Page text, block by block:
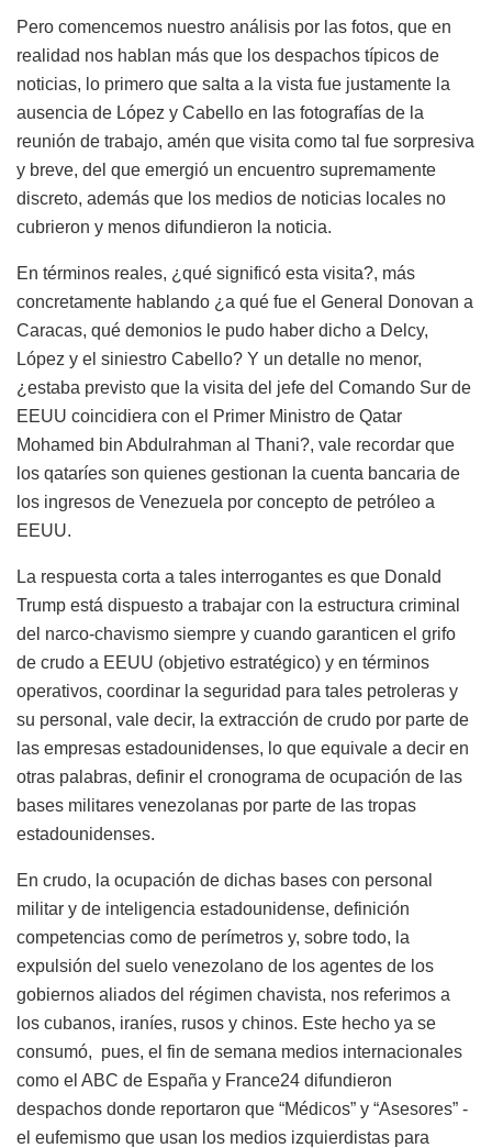
Pero comencemos nuestro análisis por las fotos, que en
realidad nos hablan más que los despachos típicos de
noticias, lo primero que salta a la vista fue justamente la
ausencia de López y Cabello en las fotografías de la
reunión de trabajo, amén que visita como tal fue sorpresiva
y breve, del que emergió un encuentro supremamente
discreto, además que los medios de noticias locales no
cubrieron y menos difundieron la noticia.
En términos reales, ¿qué significó esta visita?, más
concretamente hablando ¿a qué fue el General Donovan a
Caracas, qué demonios le pudo haber dicho a Delcy,
López y el siniestro Cabello? Y un detalle no menor,
¿estaba previsto que la visita del jefe del Comando Sur de
EEUU coincidiera con el Primer Ministro de Qatar
Mohamed bin Abdulrahman al Thani?, vale recordar que
los qataríes son quienes gestionan la cuenta bancaria de
los ingresos de Venezuela por concepto de petróleo a
EEUU.
La respuesta corta a tales interrogantes es que Donald
Trump está dispuesto a trabajar con la estructura criminal
del narco-chavismo siempre y cuando garanticen el grifo
de crudo a EEUU (objetivo estratégico) y en términos
operativos, coordinar la seguridad para tales petroleras y
su personal, vale decir, la extracción de crudo por parte de
las empresas estadounidenses, lo que equivale a decir en
otras palabras, definir el cronograma de ocupación de las
bases militares venezolanas por parte de las tropas
estadounidenses.
En crudo, la ocupación de dichas bases con personal
militar y de inteligencia estadounidense, definición
competencias como de perímetros y, sobre todo, la
expulsión del suelo venezolano de los agentes de los
gobiernos aliados del régimen chavista, nos referimos a
los cubanos, iraníes, rusos y chinos. Este hecho ya se
consumó, pues, el fin de semana medios internacionales
como el ABC de España y France24 difundieron
despachos donde reportaron que “Médicos” y “Asesores” -
el eufemismo que usan los medios izquierdistas para